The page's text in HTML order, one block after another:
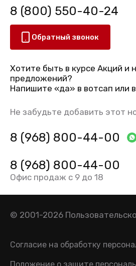
8 (800) 550-40-24
Обратный звонок
Хотите быть в курсе Акций и
предложений?
Напишите «да» в вотсап или
Не забудьте добавить этот
8 (968) 800-44-00
8 (968) 800-44-00
Офис продаж с 9 до 18
© 2001-2026
Согласие на обработку